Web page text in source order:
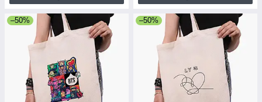
–50% –50%